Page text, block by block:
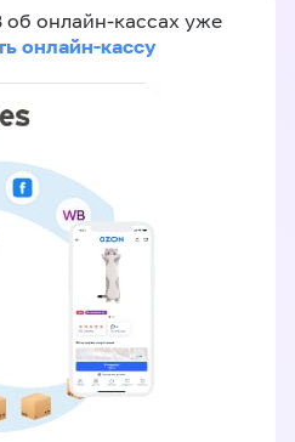
онлайн-кассах уже
онлайн-кассу